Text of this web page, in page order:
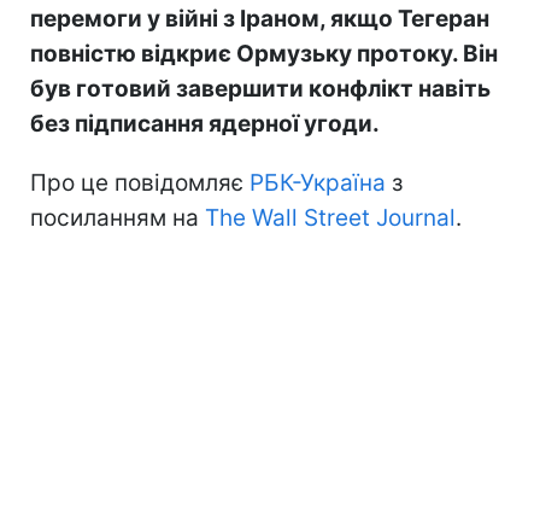
перемоги у війні з Іраном, якщо Тегеран
повністю відкриє Ормузьку протоку. Він
був готовий завершити конфлікт навіть
без підписання ядерної угоди.
Про це повідомляє РБК-Україна з
посиланням на The Wall Street Journal.